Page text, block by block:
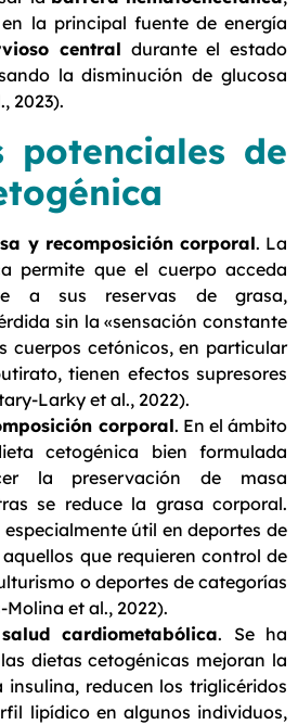
la principal fuente de energía
central durante el estado
la disminución de glucosa
2023).
potenciales de
y recomposición corporal. La
permite que el cuerpo acceda
a sus reservas de grasa,
sin la «sensación constante
cuerpos cetónicos, en particular
tienen efectos supresores
Larky et al., 2022).
corporal. En el ámbito
cetogénica bien formulada
la preservación de masa
se reduce la grasa corporal.
especialmente útil en deportes de
que requieren control de
o deportes de categorías
et al., 2022).
cardiometabólica. Se ha
dietas cetogénicas mejoran la
insulina, reducen los triglicéridos
lipídico en algunos individuos,